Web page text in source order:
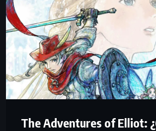
The Adventures of Elliot: